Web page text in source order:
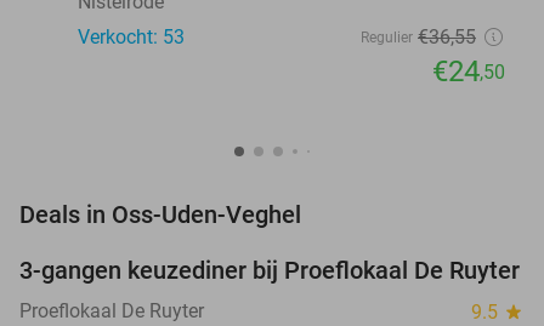
Verkocht: 53
Regulier €36,55
€24,50
Deals in Oss-Uden-Veghel
33%
3-gangen keuzediner bij Proeflokaal De Ruyter
Proeflokaal De Ruyter 9.5 star